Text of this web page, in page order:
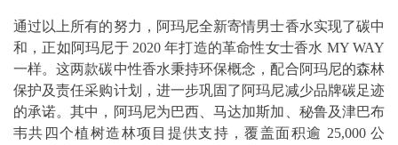
通过以上所有的努力，阿玛尼全新寄情男士香水实现了碳中
和，正如阿玛尼于 2020 年打造的革命性女士香水 MY WAY
一样。这两款碳中性香水秉持环保概念，配合阿玛尼的森林
保护及责任采购计划，进一步巩固了阿玛尼减少品牌碳足迹
的承诺。其中，阿玛尼为巴西、马达加斯加、秘鲁及津巴布
韦共四个植树造林项目提供支持，覆盖面积逾 25,000 公